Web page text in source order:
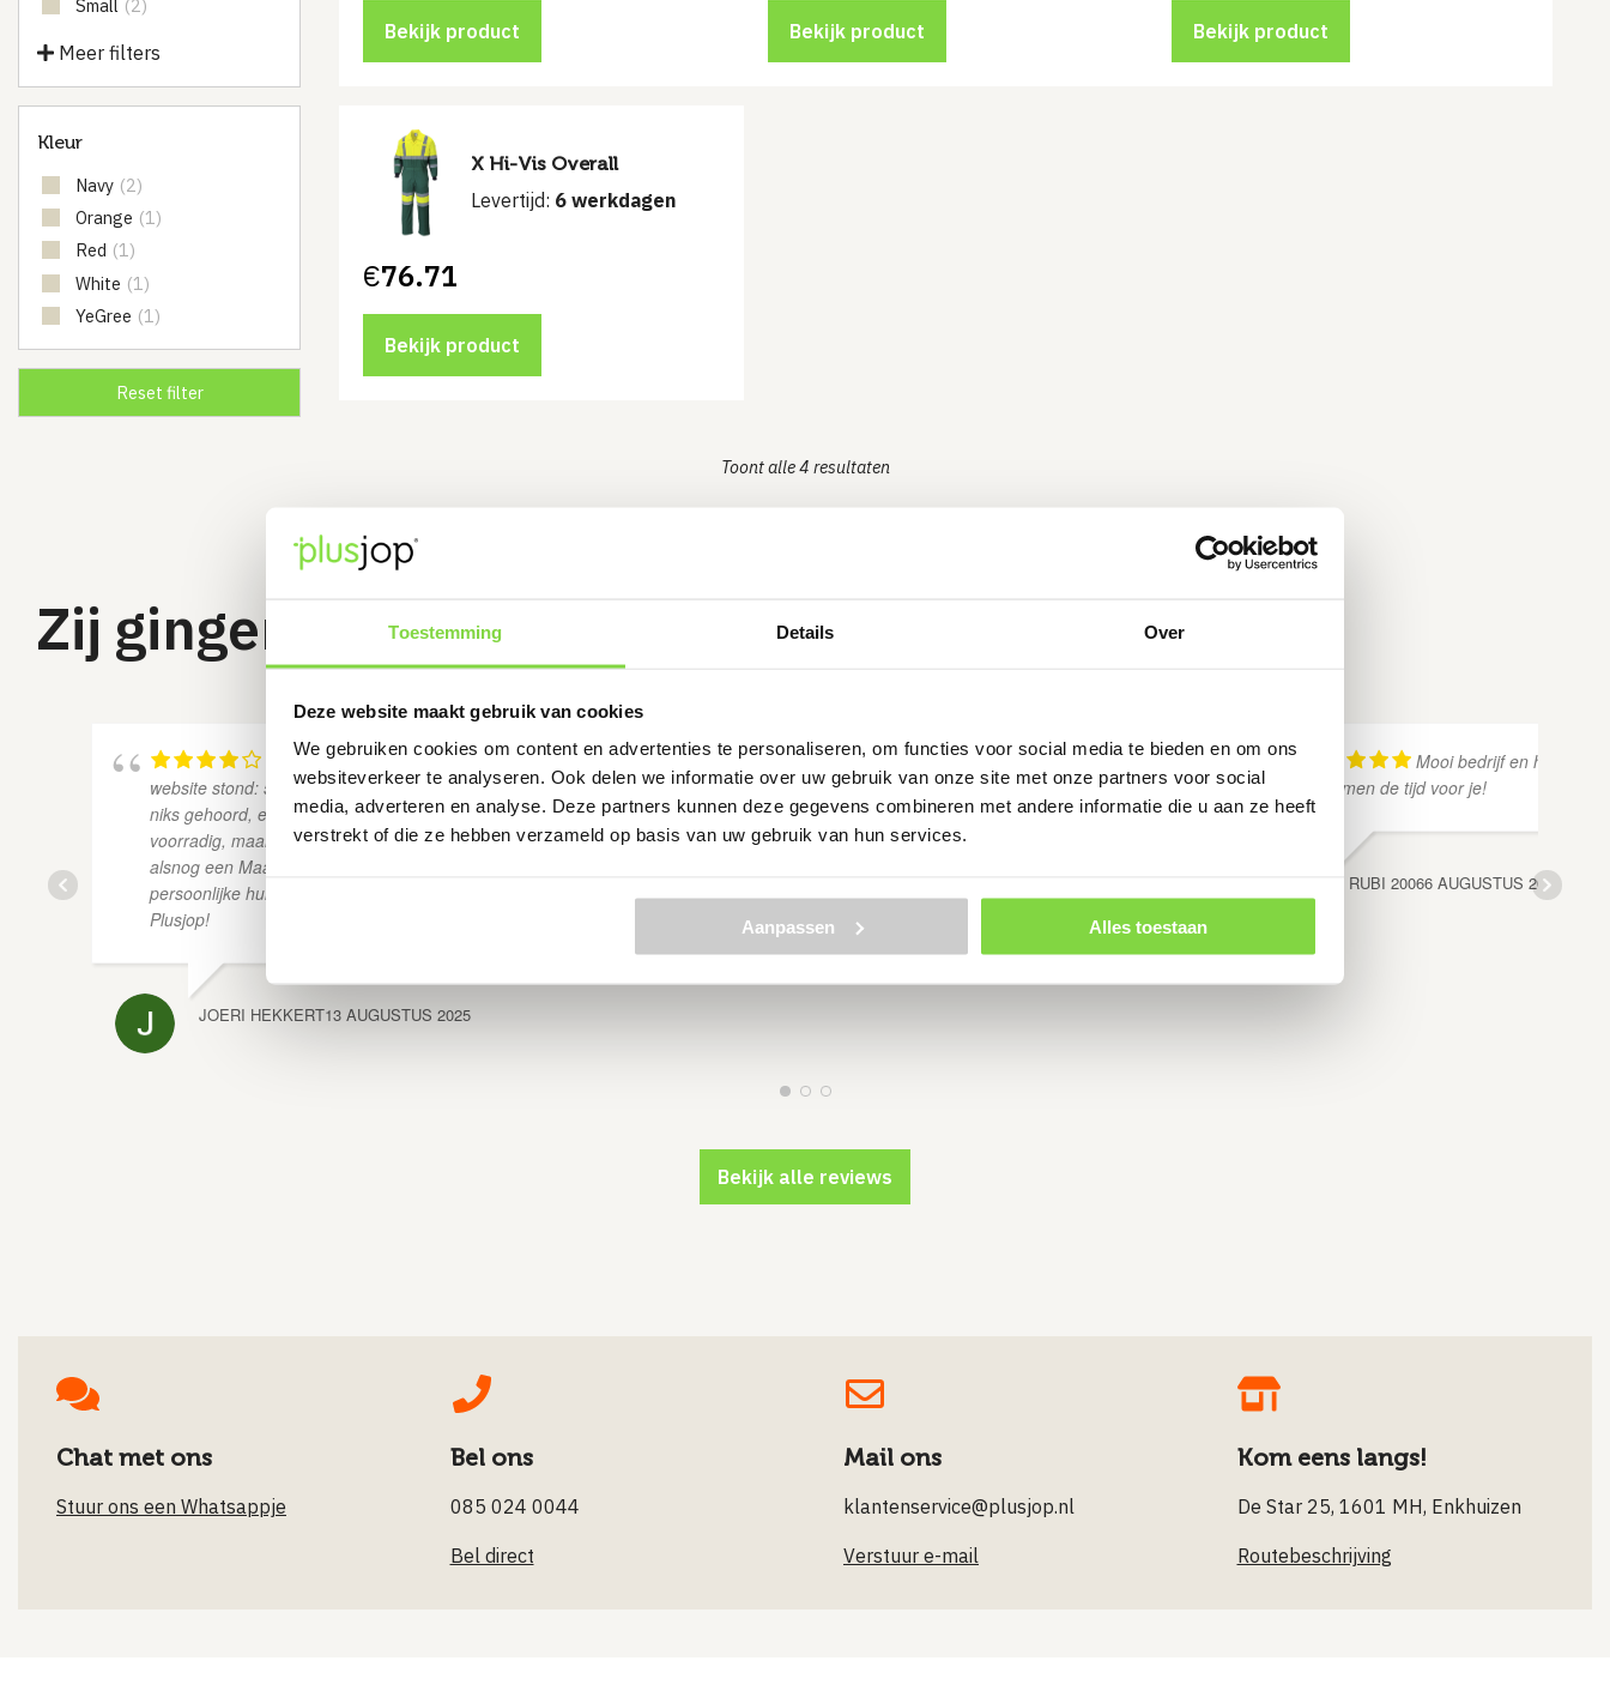
Toestemming Details Over
Deze website maakt gebruik van cookies
We gebruiken cookies om content en advertenties te personaliseren, om functies voor social media te bieden en om ons
websiteverkeer te analyseren. Ook delen we informatie over uw gebruik van onze site met onze partners voor social
media, adverteren en analyse. Deze partners kunnen deze gegevens combineren met andere informatie die u aan ze heeft
verstrekt of die ze hebben verzameld op basis van uw gebruik van hun services.
Aanpassen Alles toestaan
Small (2)
Meer filters
Kleur
Navy (2)
Orange (1)
Red (1)
White (1)
YeGree (1)
Bekijk product
was:
€17.00.
is:
€16.25.
Bekijk product Bekijk product
X Hi-Vis Overall
Levertijd: 6 werkdagen
€76.71
Bekijk product
Toont alle 4 resultaten
Zij gingen u voor
Maaimes voor grasmaaier besteld. Op de
website stond: 5 werkdagen voor bezorging, na 6 dagen
niks gehoord, en contact opgenomen. Artikel bleek niet
voorradig, maar na snel schakelen met andere leveranciers
alsnog een Maaimes gekregen. Een pluim voor de
persoonlijke hulp en aandacht van de medewerkers van
Plusjop!
JOERI HEKKERT13 AUGUSTUS 2025
Snelle levering !
Mooi bedrijf en heel
ze nemen de tijd voor je!
RUBI 20066 AUGUSTUS 2025
Bekijk alle reviews
Chat met ons
Stuur ons een Whatsappje
Bel ons
085 024 0044
Bel direct
Mail ons
klantenservice@plusjop.nl
Verstuur e-mail
Kom eens langs!
De Star 25, 1601 MH, Enkhuizen
Routebeschrijving